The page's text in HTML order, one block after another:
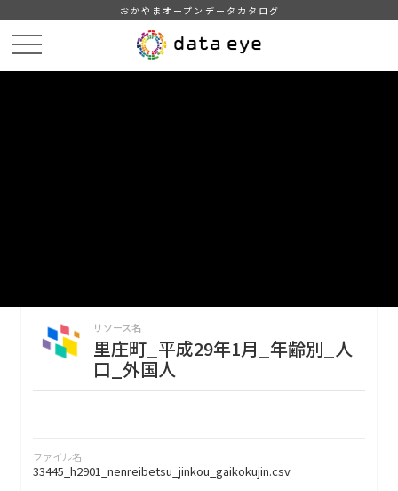
おかやまオープンデータカタログ
リソース名
里庄町_平成29年1月_年齢別_人
口_外国人
ファイル名
33445_h2901_nenreibetsu_jinkou_gaikokujin.csv